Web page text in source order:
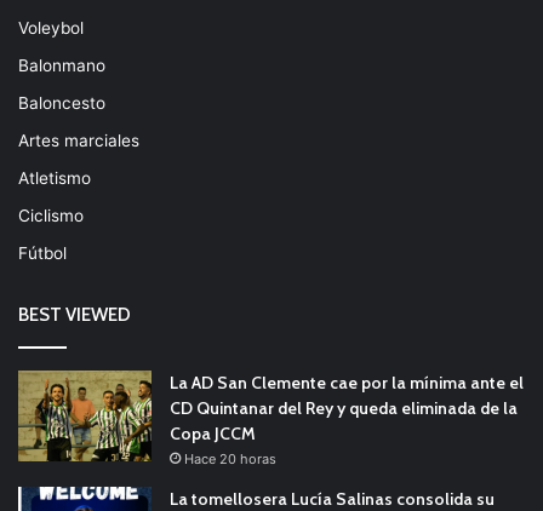
Voleybol
Balonmano
Baloncesto
Artes marciales
Atletismo
Ciclismo
Fútbol
BEST VIEWED
La AD San Clemente cae por la mínima ante el
CD Quintanar del Rey y queda eliminada de la
Copa JCCM
Hace 20 horas
La tomellosera Lucía Salinas consolida su